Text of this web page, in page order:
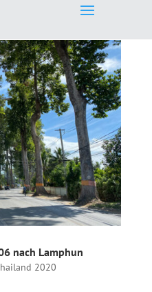
nach Lamphun
2020